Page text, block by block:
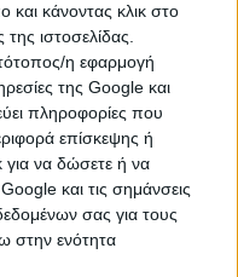
και κάνοντας κλικ στο
ιστοσελίδας.
η εφαρμογή
της Google και
πληροφορίες που
επίσκεψης ή
για να δώσετε ή να
και τις σημάνσεις
σας για τους
στην ενότητα
έχουν
υπάρχουν
οι
να λάβουν